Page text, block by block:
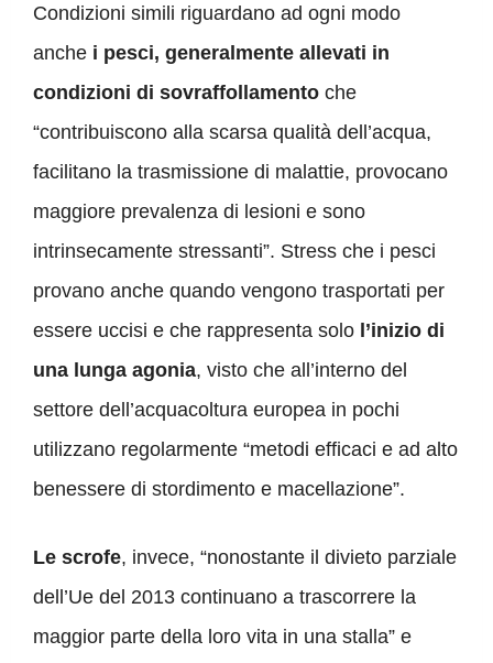
Condizioni simili riguardano ad ogni modo
anche i pesci, generalmente allevati in
condizioni di sovraffollamento che
“contribuiscono alla scarsa qualità dell’acqua,
facilitano la trasmissione di malattie, provocano
maggiore prevalenza di lesioni e sono
intrinsecamente stressanti”. Stress che i pesci
provano anche quando vengono trasportati per
essere uccisi e che rappresenta solo l’inizio di
una lunga agonia, visto che all’interno del
settore dell’acquacoltura europea in pochi
utilizzano regolarmente “metodi efficaci e ad alto
benessere di stordimento e macellazione”.
Le scrofe, invece, “nonostante il divieto parziale
dell’Ue del 2013 continuano a trascorrere la
maggior parte della loro vita in una stalla” e